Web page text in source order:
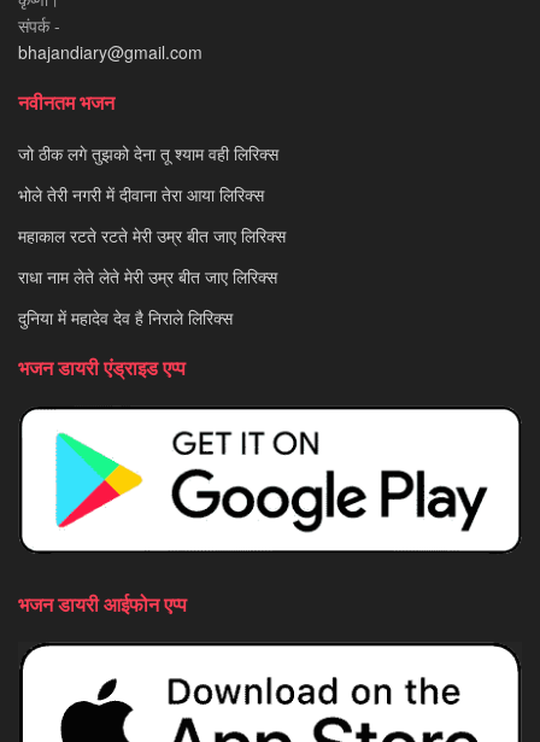
संपर्क -
bhajandiary@gmail.com
नवीनतम भजन
जो ठीक लगे तुझको देना तू श्याम वही लिरिक्स
भोले तेरी नगरी में दीवाना तेरा आया लिरिक्स
महाकाल रटते रटते मेरी उम्र बीत जाए लिरिक्स
राधा नाम लेते लेते मेरी उम्र बीत जाए लिरिक्स
दुनिया में महादेव देव है निराले लिरिक्स
भजन डायरी एंड्राइड एप्प
भजन डायरी आईफोन एप्प